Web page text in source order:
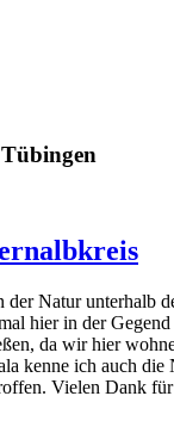
Natur
hier in der
da wir hier
kenne ich auch
Vielen Dank